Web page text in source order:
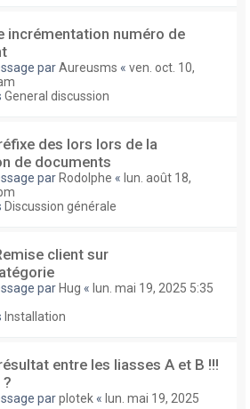
incrémentation numéro de
parAureusms « ven. oct. 10,
General discussion
des lors lors de la
de documents
par Rodolphe « lun. août 18,
Discussion générale
client sur
par Hug « lun. mai 19, 2025 5:35
Installation
entre les liasses A et B !!!
parplotek « lun. mai 19, 2025